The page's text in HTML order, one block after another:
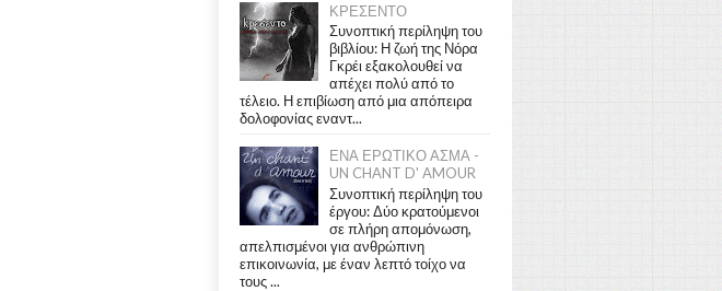
ΚΡΕΣΕΝΤΟ
Συνοπτική περίληψη του
βιβλίου: Η ζωή της Νόρα
Γκρέι εξακολουθεί να
απέχει πολύ από το
τέλειο. Η επιβίωση από μια απόπειρα
δολοφονίας εναντ...
ΕΝΑ ΕΡΩΤΙΚΟ ΑΣΜΑ -
UN CHANT D' AMOUR
Συνοπτική περίληψη του
έργου: Δύο κρατούμενοι
σε πλήρη απομόνωση,
απελπισμένοι για ανθρώπινη
επικοινωνία, με έναν λεπτό τοίχο να
τους ...